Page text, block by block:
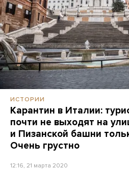
ИСТОРИИ
Карантин в Италии:
почти не выходят на
и Пизанской башни
Очень грустно
12:16, 21 марта 2020